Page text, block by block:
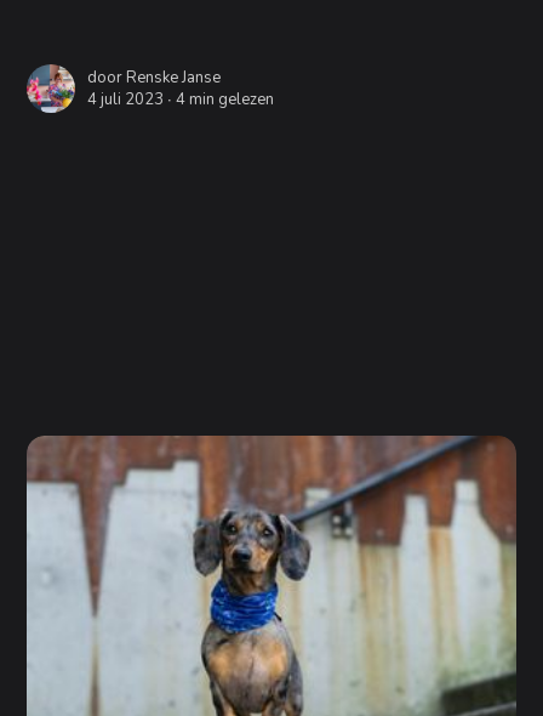
door Renske Janse
4 juli 2023 ∙4 min gelezen